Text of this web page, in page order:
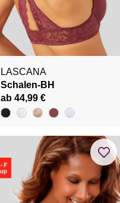
LASCANA
Schalen-BH
ab 44,99 €